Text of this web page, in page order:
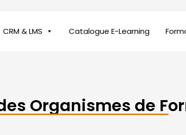
CRM & LMS Catalogue E-Learning
Organismes de